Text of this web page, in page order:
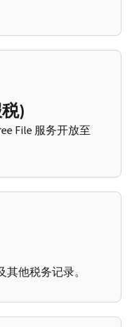
)
File 服务开放至
他税务记录。